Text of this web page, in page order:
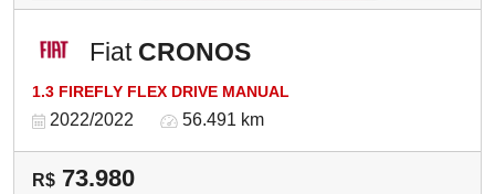
Fiat CRONOS
1.3 FIREFLY FLEX DRIVE MANUAL
2022/2022 56.491 km
R$ 73.980